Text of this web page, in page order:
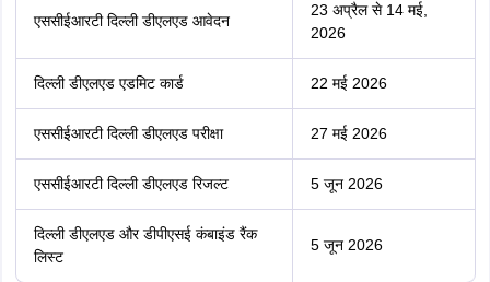
एससीईआरटी दिल्ली डीएलएड आवेदन
23 अप्रैल से 14 मई,
2026
दिल्ली डीएलएड एडमिट कार्ड 22 मई 2026
एससीईआरटी दिल्ली डीएलएड परीक्षा 27 मई 2026
एससीईआरटी दिल्ली डीएलएड रिजल्ट 5 जून 2026
दिल्ली डीएलएड और डीपीएसई कंबाइंड रैंक
लिस्ट
5 जून 2026